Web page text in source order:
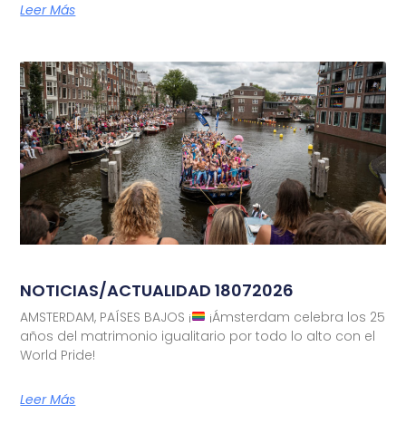
Leer Más
NOTICIAS/ACTUALIDAD 18072026
AMSTERDAM, PAÍSES BAJOS ¡
¡Ámsterdam celebra los 25
años del matrimonio igualitario por todo lo alto con el
World Pride!
Leer Más